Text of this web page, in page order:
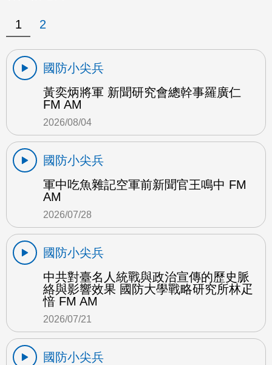
1 2
國防小尖兵
黃奕炳將軍 新聞研究會總幹事羅廣仁
FM AM
2026/08/04
國防小尖兵
軍中吃魚雜記空軍前新聞官王鳴中 FM
AM
2026/07/28
國防小尖兵
中共對臺名人統戰與政治宣傳的歷史脈
絡與影響效果 國防大學戰略研究所林疋
愔 FM AM
2026/07/21
國防小尖兵